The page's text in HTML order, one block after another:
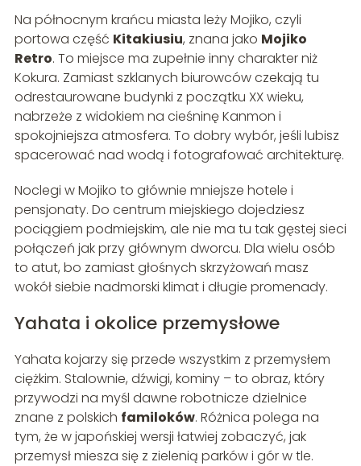
Na północnym krańcu miasta leży Mojiko, czyli
portowa część Kitakiusiu, znana jako Mojiko
Retro. To miejsce ma zupełnie inny charakter niż
Kokura. Zamiast szklanych biurowców czekają tu
odrestaurowane budynki z początku XX wieku,
nabrzeże z widokiem na cieśninę Kanmon i
spokojniejsza atmosfera. To dobry wybór, jeśli lubisz
spacerować nad wodą i fotografować architekturę.
Noclegi w Mojiko to głównie mniejsze hotele i
pensjonaty. Do centrum miejskiego dojedziesz
pociągiem podmiejskim, ale nie ma tu tak gęstej sieci
połączeń jak przy głównym dworcu. Dla wielu osób
to atut, bo zamiast głośnych skrzyżowań masz
wokół siebie nadmorski klimat i długie promenady.
Yahata i okolice przemysłowe
Yahata kojarzy się przede wszystkim z przemysłem
ciężkim. Stalownie, dźwigi, kominy – to obraz, który
przywodzi na myśl dawne robotnicze dzielnice
znane z polskich familoków. Różnica polega na
tym, że w japońskiej wersji łatwiej zobaczyć, jak
przemysł miesza się z zielenią parków i gór w tle.